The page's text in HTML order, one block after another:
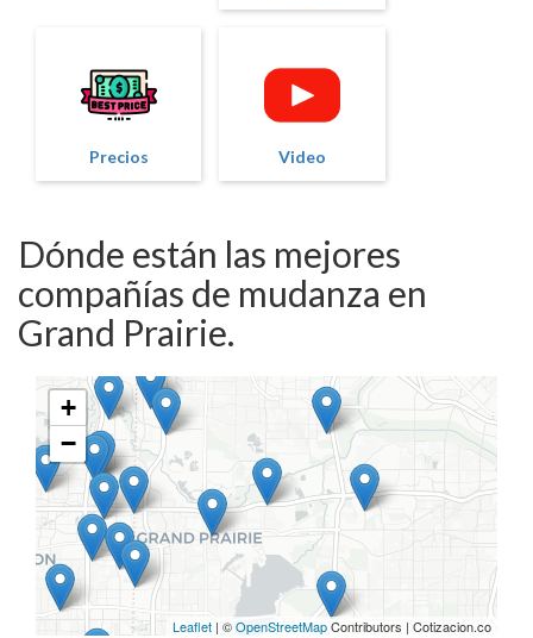
Precios Video
Dónde están las mejores
compañías de mudanza en
Grand Prairie.
+
−
Leaflet | ©OpenStreetMapContributors | Cotizacion.co